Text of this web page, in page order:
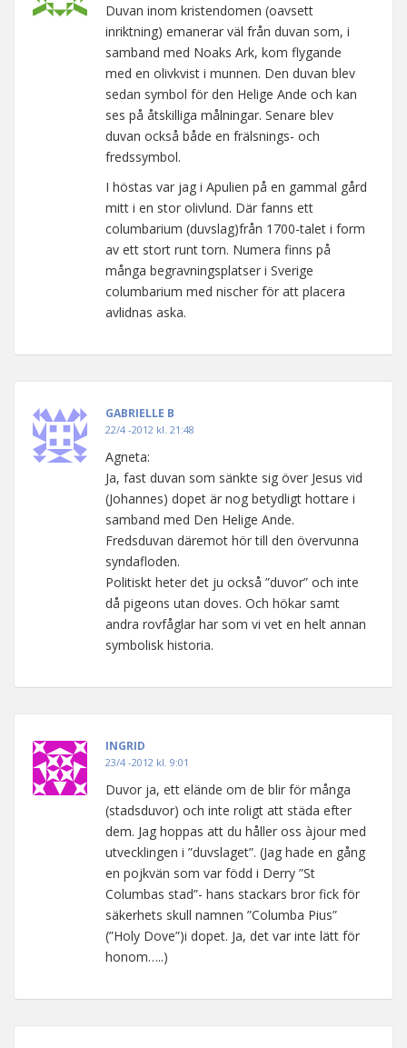
Duvan inom kristendomen (oavsett
inriktning) emanerar väl från duvan som, i
samband med Noaks Ark, kom flygande
med en olivkvist i munnen. Den duvan blev
sedan symbol för den Helige Ande och kan
ses på åtskilliga målningar. Senare blev
duvan också både en frälsnings- och
fredssymbol.
I höstas var jag i Apulien på en gammal gård
mitt i en stor olivlund. Där fanns ett
columbarium (duvslag)från 1700-talet i form
av ett stort runt torn. Numera finns på
många begravningsplatser i Sverige
columbarium med nischer för att placera
avlidnas aska.
GABRIELLE B
22/4 -2012 kl. 21:48
Agneta:
Ja, fast duvan som sänkte sig över Jesus vid
(Johannes) dopet är nog betydligt hottare i
samband med Den Helige Ande.
Fredsduvan däremot hör till den övervunna
syndafloden.
Politiskt heter det ju också ”duvor” och inte
då pigeons utan doves. Och hökar samt
andra rovfåglar har som vi vet en helt annan
symbolisk historia.
INGRID
23/4 -2012 kl. 9:01
Duvor ja, ett elände om de blir för många
(stadsduvor) och inte roligt att städa efter
dem. Jag hoppas att du håller oss àjour med
utvecklingen i ”duvslaget”. (Jag hade en gång
en pojkvän som var född i Derry ”St
Columbas stad”- hans stackars bror fick för
säkerhets skull namnen ”Columba Pius”
(”Holy Dove”)i dopet. Ja, det var inte lätt för
honom…..)